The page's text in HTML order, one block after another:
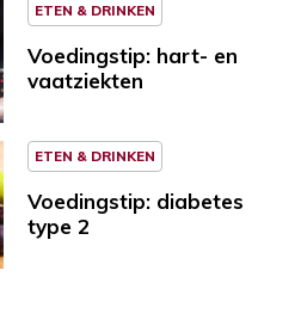
ETEN & DRINKEN
Voedingstip: hart- en
vaatziekten
ETEN & DRINKEN
Voedingstip: diabetes
type 2